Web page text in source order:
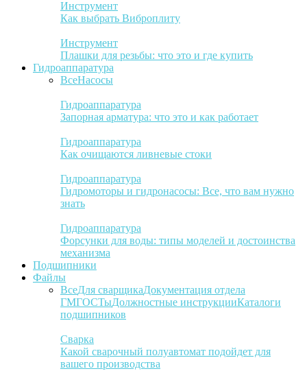
Инструмент
Как выбрать Виброплиту
Инструмент
Плашки для резьбы: что это и где купить
Гидроаппаратура
ВсеНасосы
Гидроаппаратура
Запорная арматура: что это и как работает
Гидроаппаратура
Как очищаются ливневые стоки
Гидроаппаратура
Гидромоторы и гидронасосы: Все, что вам нужно
знать
Гидроаппаратура
Форсунки для воды: типы моделей и достоинства
механизма
Подшипники
Файлы
ВсеДля сварщикаДокументация отдела
ГМГОСТыДолжностные инструкцииКаталоги
подшипников
Сварка
Какой сварочный полуавтомат подойдет для
вашего производства